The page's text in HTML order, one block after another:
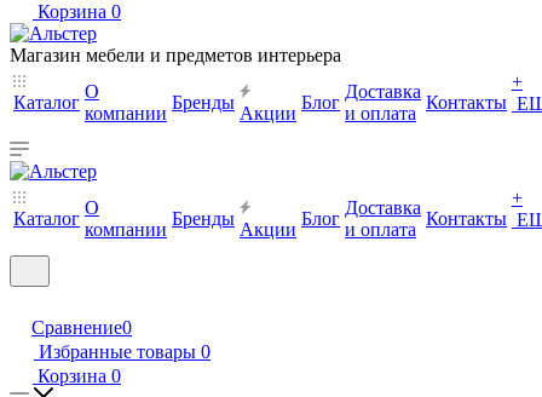
Корзина 0
Магазин мебели и предметов интерьера
Каталог
О
компании
Бренды
Акции
Блог
Доставка
и оплата
Контакты
+
Каталог
О
компании
Бренды
Акции
Блог
Доставка
и оплата
Контакты
+
Сравнение0
Избранные товары 0
Корзина 0